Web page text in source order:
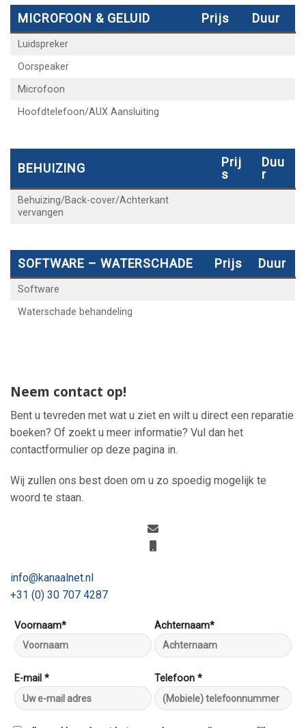
MICROFOON & GELUID Prijs Duur
Luidspreker
Oorspeaker
Microfoon
Hoofdtelefoon/AUX Aansluiting
BEHUIZING
Prij
S
Duu
R
Behuizing/Back-cover/Achterkant
vervangen
SOFTWARE – WATERSCHADE Prijs Duur
Software
Waterschade behandeling
Neem contact op!
Bent u tevreden met wat u ziet en wilt u direct een reparatie
boeken? Of zoekt u meer informatie? Vul dan het
contactformulier op deze pagina in.
Wij zullen ons best doen om u zo spoedig mogelijk te
woord te staan.
info@kanaalnet.nl
+31 (0) 30 707 4287
Voornaam* Achternaam*
E-mail * Telefoon *